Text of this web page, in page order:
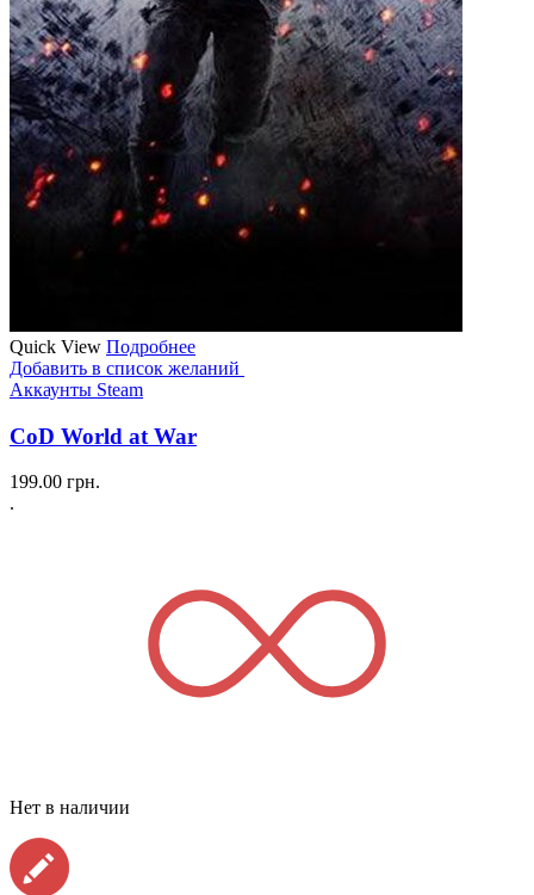
Quick View Подробнее
Добавить в список желаний
Аккаунты Steam
CoD World at War
199.00 грн.
.
Нет в наличии